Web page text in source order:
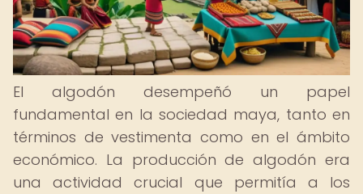
El algodón desempeñó un papel
fundamental en la sociedad maya, tanto en
términos de vestimenta como en el ámbito
económico. La producción de algodón era
una actividad crucial que permitía a los